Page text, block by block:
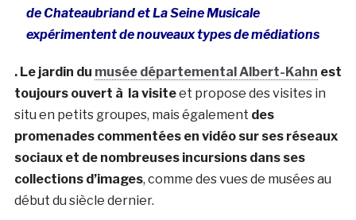
de Chateaubriand et La Seine Musicale
expérimentent de nouveaux types de médiations
. Le jardin du musée départemental Albert-Kahn est
toujours ouvert à la visiteet propose des visites in
situ en petits groupes, mais également des
promenades commentées en vidéo sur ses réseaux
sociaux et de nombreuses incursions dans ses
collections d’images, comme des vues de musées au
début du siècle dernier.